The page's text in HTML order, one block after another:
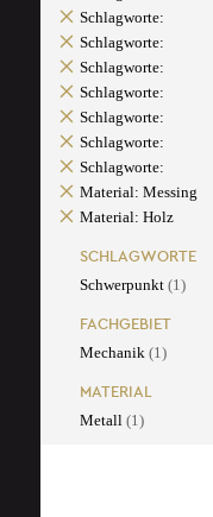
Schlagworte:
Schlagworte:
Schlagworte:
Schlagworte:
Schlagworte:
Schlagworte:
Schlagworte:
Material: Messing
Material: Holz
SCHLAGWORTE
Schwerpunkt (1)
FACHGEBIET
Mechanik (1)
MATERIAL
Metall (1)